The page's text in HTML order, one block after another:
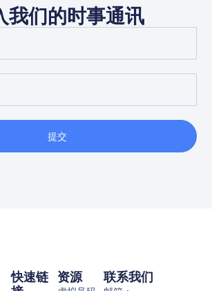
我们的时事通讯
提交
资源
快速链
联系我们